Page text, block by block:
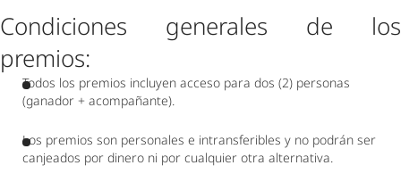
Condiciones generales de los
premios:
Todos los premios incluyen acceso para dos (2) personas
(ganador + acompañante).
Los premios son personales e intransferibles y no podrán ser
canjeados por dinero ni por cualquier otra alternativa.